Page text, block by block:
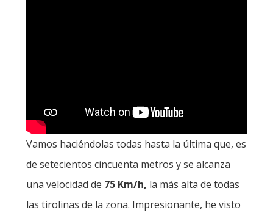
Vamos haciéndolas todas hasta la última que, es
de setecientos cincuenta metros y se alcanza
una velocidad de 75 Km/h, la más alta de todas
las tirolinas de la zona. Impresionante, he visto